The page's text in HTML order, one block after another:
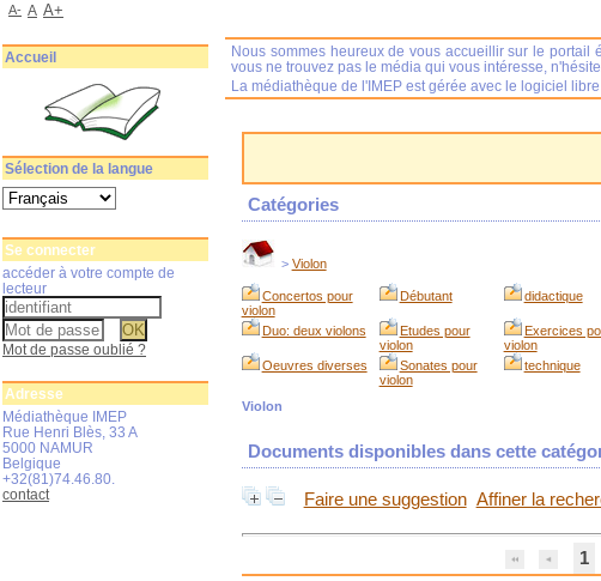
Catégories
> Violon
Concertos pour
violon
Débutant didactique
Duo: deux violons
Etudes pour
violon
Exercices
violon
Oeuvres diverses
Sonates pour
violon
technique
Violon
Documents disponibles dans cette
Faire une suggestion Affiner la
1
Nous sommes heureux de vous accueillir sur le portail
vous ne trouvez pas le média qui vous intéresse,
La médiathèque de l'IMEP est gérée avec le logiciel libre
A- A A+
Accueil
Sélection de la langue
Se connecter
accéder à votre compte de
lecteur
Mot de passe oublié ?
Adresse
Médiathèque IMEP
Rue Henri Blès, 33 A
5000 NAMUR
Belgique
+32(81)74.46.80.
contact